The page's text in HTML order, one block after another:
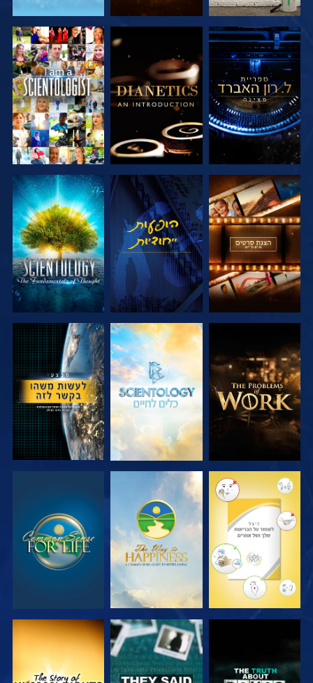
בדוק את הסדרה בדוק את הסדרה צפה
בדוק את הסדרה צפה בדוק את הסדרה
בדוק את הסדרה בדוק את הסדרה צפה
צפה צפה צפה
צפה צפה